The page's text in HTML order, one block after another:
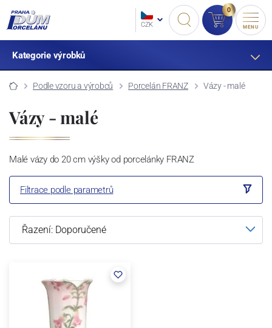
CZK
0
MENU
Kategorie výrobků
Podle vzoru a výrobců Porcelán FRANZ Vázy - malé
Vázy - malé
Malé vázy do 20 cm výšky od porcelánky FRANZ
Filtrace podle parametrů